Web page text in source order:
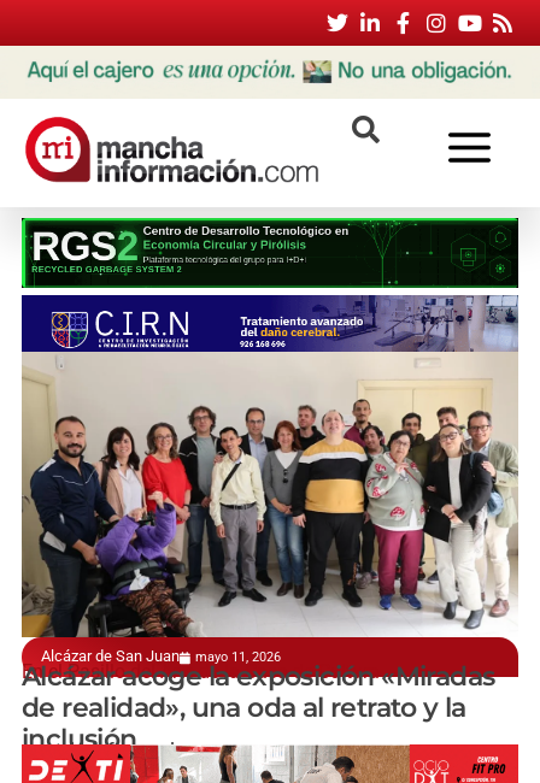
Alcázar de San Juan mayo 11, 2026
En el Pasillo del Arte de la Casa de Cultura
Alcázar acoge la exposición «Miradas
de realidad», una oda al retrato y la
inclusión
manchainformacion.com